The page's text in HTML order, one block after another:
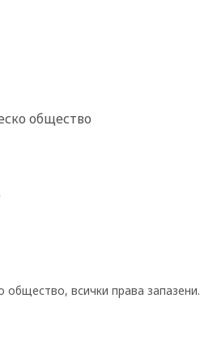
общество
всички права запазени.